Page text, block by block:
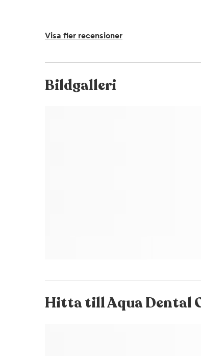
Visa fler recensioner
Bildgalleri
Hitta tillAqua Dental